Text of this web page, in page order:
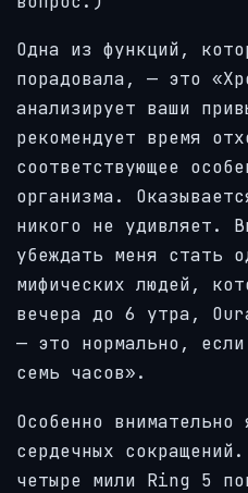
Одна из функций,
порадовала, — это
анализирует ваши
рекомендует время
соответствующее
организма.
никого не удивляет.
убеждать меня стать
мифических людей,
вечера до 6 утра,
— это нормально,
семь часов».
Особенно
сердечных
четыре мили Ring 5